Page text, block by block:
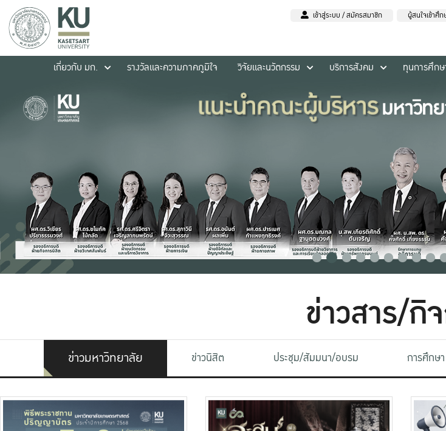
เข้าสู่ระบบ / สมัครสมาชิก ผู้สนใจเข้าศึก
เกี่ยวกับ มก.
รางวัลและความภาคภูมิใจ วิจัยและนวัตกรรม บริการสังคม ทุนการศึกษ
ข่าวสาร/กิ
ข่าวมหาวิทยาลัย ข่าวนิสิต ประชุม/สัมมนา/อบรม การศึกษา